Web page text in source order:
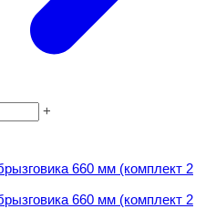
+
660 мм (комплект 2 шт.)